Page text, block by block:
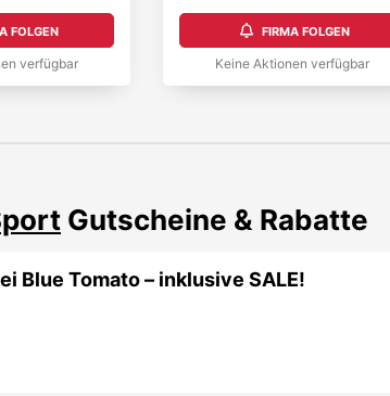
FOLGEN
verfügbar
FIRMA FOLGEN
Keine Aktionen verfügbar
Gutscheine & Rabatte
Blue Tomato – inklusive SALE!